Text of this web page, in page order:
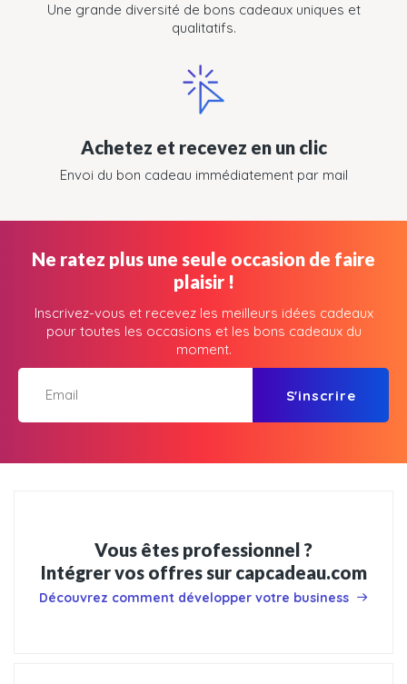
Une grande diversité de bons cadeaux uniques et
qualitatifs.
Achetez et recevez en un clic
Envoi du bon cadeau immédiatement par mail
Ne ratez plus une seule occasion de faire
plaisir !
Inscrivez-vous et recevez les meilleurs idées cadeaux
pour toutes les occasions et les bons cadeaux du
moment.
S'inscrire
Vous êtes professionnel ?
Intégrer vos offres sur capcadeau.com
Découvrez comment développer votre business